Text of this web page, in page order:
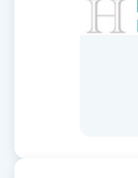
Kemisk peeling